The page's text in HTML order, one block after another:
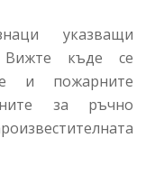
указващи
Вижте къде се
и пожарните
за ръчно